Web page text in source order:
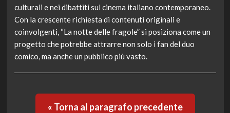
culturali e nei dibattiti sul cinema italiano contemporaneo.
Con la crescente richiesta di contenuti originali e
coinvolgenti, “La notte delle fragole” si posiziona come un
progetto che potrebbe attrarre non solo i fan del duo
comico, ma anche un pubblico più vasto.
« Torna al paragrafo precedente